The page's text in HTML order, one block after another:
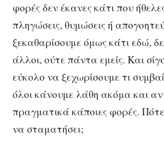
φορές δεν έκανες κάτι που
πληγώσεις, θυμώσεις ή
ξεκαθαρίσουμε όμως κάτι εδώ,
άλλοι, ούτε πάντα εμείς. Και
εύκολο να ξεχωρίσουμε τι
όλοι κάνουμε λάθη ακόμα και
πραγματικά κάποιες φορές.
να σταματήσει;